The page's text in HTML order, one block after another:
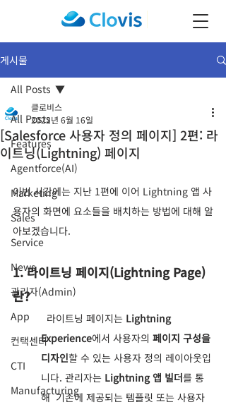
게시물
All Posts
Features
Agentforce(AI)
Marketing
Sales
Service
News
관리자(Admin)
App
컨택센터
CTI
Manufacturing
All Posts
[Salesforce 사용자 정의 페이지] 2편: 라
이트닝(Lightning) 페이지
클로비스
2022년 6월 16일
이번 시간에는 지난 1편에 이어 Lightning 앱 사
용자의 화면에 요소들을 배치하는 방법에 대해 알
아보겠습니다.
1. 라이트닝 페이지(Lightning Page)
란?
  라이트닝 페이지는
Lightning
Experience에서 사용자의 페이지 구성을
디자인할 수 있는 사용자 정의 레이아웃입
니다. 관리자는 Lightning 앱 빌더를 통
해  기존에 제공되는 템플릿 또는 사용자